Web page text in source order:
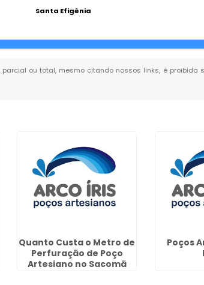
Santa Efigênia
parcial ou total, mesmo citando nossos links, é proibida
Quanto Custa o Metro de
Perfuração de Poço
Artesiano no Sacomã
Poços